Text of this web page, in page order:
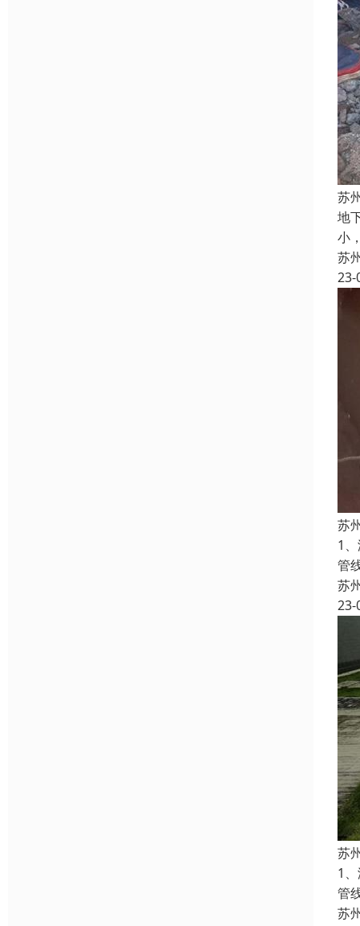
苏
地
小
苏
23-
苏
1
管
苏
23-
苏
1
管
苏